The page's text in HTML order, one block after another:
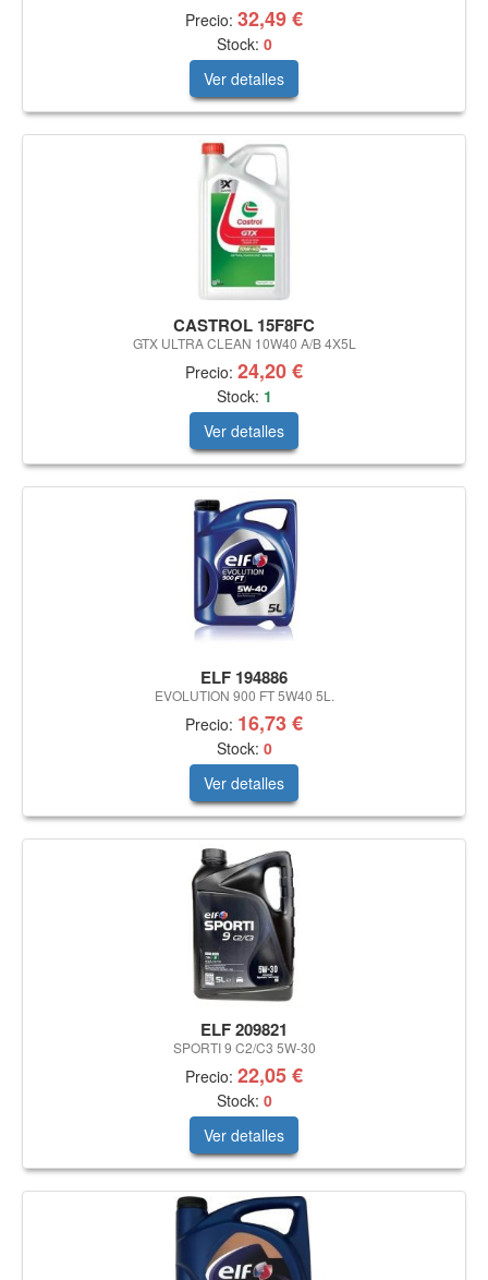
Precio: 32,49 €
Stock: 0
Ver detalles
CASTROL 15F8FC
GTX ULTRA CLEAN 10W40 A/B 4X5L
Precio: 24,20 €
Stock: 1
Ver detalles
ELF 194886
EVOLUTION 900 FT 5W40 5L.
Precio: 16,73 €
Stock: 0
Ver detalles
ELF 209821
SPORTI 9 C2/C3 5W-30
Precio: 22,05 €
Stock: 0
Ver detalles